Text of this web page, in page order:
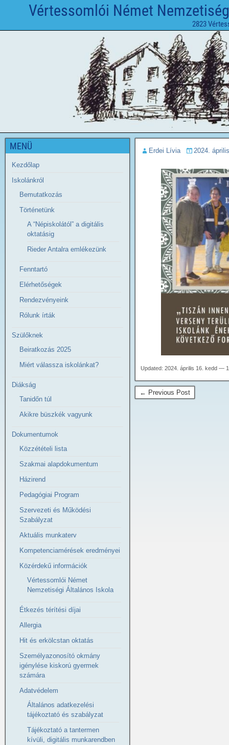
Vértessomlói Német
2823
Erdei Lívia 2024.
Updated: 2024. április 16. kedd —
← Previous Post
MENÜ
Kezdőlap
Iskolánkról
Bemutatkozás
Történetünk
A “Népiskolától” a digitális
oktatásig
Rieder Antalra emlékezünk
Fenntartó
Elérhetőségek
Rendezvényeink
Rólunk írták
Szülőknek
Beiratkozás 2025
Miért válassza iskolánkat?
Diákság
Tanidőn túl
Akikre büszkék vagyunk
Dokumentumok
Közzétételi lista
Szakmai alapdokumentum
Házirend
Pedagógiai Program
Szervezeti és Működési
Szabályzat
Aktuális munkaterv
Kompetenciamérések eredményei
Közérdekű információk
Vértessomlói Német
Nemzetiségi Általános Iskola
Étkezés térítési díjai
Allergia
Hit és erkölcstan oktatás
Személyazonosító okmány
igénylése kiskorú gyermek
számára
Adatvédelem
Általános adatkezelési
tájékoztató és szabályzat
Tájékoztató a tantermen
kívüli, digitális munkarendben